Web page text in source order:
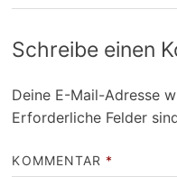
Schreibe einen
Deine E-Mail-Adresse
Erforderliche Felder
KOMMENTAR *